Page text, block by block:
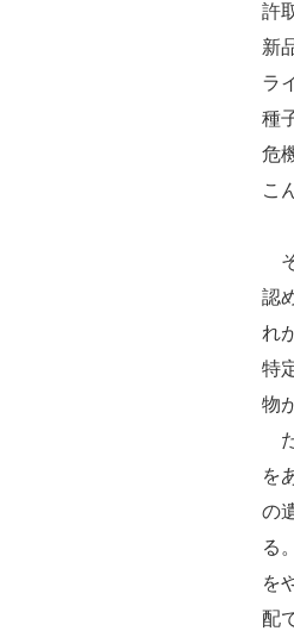
許
新
ラ
種
危
こ
認
れ
特
物
を
の
る
を
配